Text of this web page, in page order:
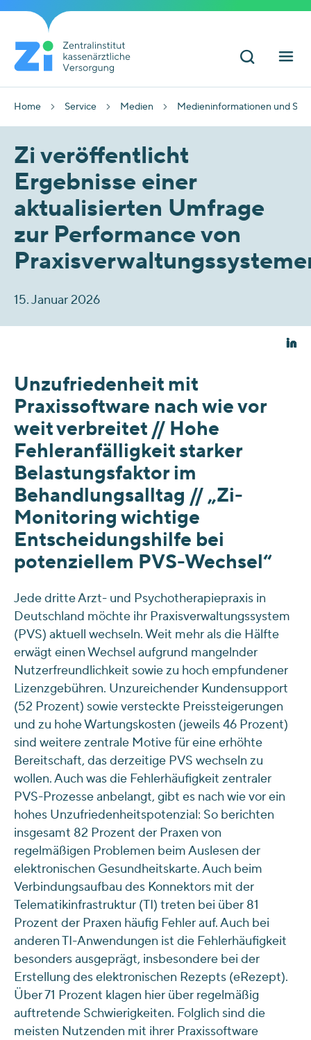
Home Service Medien Medieninformationen und
Zi veröffentlicht
Ergebnisse einer
aktualisierten Umfrage
zur Performance von
15. Januar 2026
Unzufriedenheit mit
Praxissoftware nach wie vor
weit verbreitet // Hohe
Fehleranfälligkeit starker
Belastungsfaktor im
Behandlungsalltag // „Zi-
Monitoring wichtige
Entscheidungshilfe bei
potenziellem PVS-Wechsel“
Jede dritte Arzt- und Psychotherapiepraxis in
Deutschland möchte ihr Praxisverwaltungssystem
(PVS) aktuell wechseln. Weit mehr als die Hälfte
erwägt einen Wechsel aufgrund mangelnder
Nutzerfreundlichkeit sowie zu hoch empfundener
Lizenzgebühren. Unzureichender Kundensupport
(52 Prozent) sowie versteckte Preissteigerungen
und zu hohe Wartungskosten (jeweils 46 Prozent)
sind weitere zentrale Motive für eine erhöhte
Bereitschaft, das derzeitige PVS wechseln zu
wollen. Auch was die Fehlerhäufigkeit zentraler
PVS-Prozesse anbelangt, gibt es nach wie vor ein
hohes Unzufriedenheitspotenzial: So berichten
insgesamt 82 Prozent der Praxen von
regelmäßigen Problemen beim Auslesen der
elektronischen Gesundheitskarte. Auch beim
Verbindungsaufbau des Konnektors mit der
Telematikinfrastruktur (TI) treten bei über 81
Prozent der Praxen häufig Fehler auf. Auch bei
anderen TI-Anwendungen ist die Fehlerhäufigkeit
besonders ausgeprägt, insbesondere bei der
Erstellung des elektronischen Rezepts (eRezept).
Über 71 Prozent klagen hier über regelmäßig
auftretende Schwierigkeiten. Folglich sind die
meisten Nutzenden mit ihrer Praxissoftware